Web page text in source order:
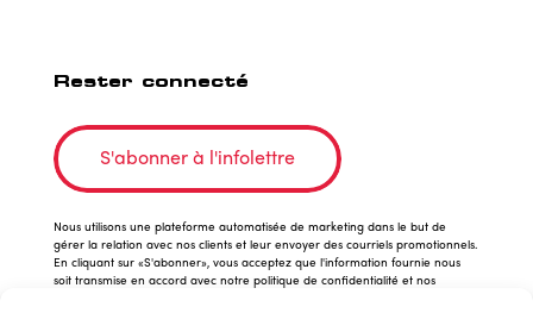
Rester connecté
S'abonner à l'infolettre
Nous utilisons une plateforme automatisée de marketing dans le but de
gérer la relation avec nos clients et leur envoyer des courriels promotionnels.
En cliquant sur «S'abonner», vous acceptez que l'information fournie nous
soit transmise en accord avec notre politique de confidentialité et nos